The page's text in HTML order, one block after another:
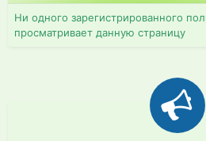
Ни одного зарегистрированного
просматривает данную страницу